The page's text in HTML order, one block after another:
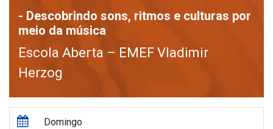
- Descobrindo sons, ritmos e culturas por
meio da música
Escola Aberta – EMEF Vladimir
Herzog
Domingo